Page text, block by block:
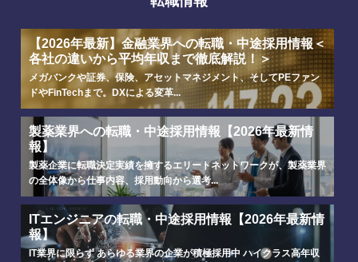
選択する
選択する
選択する
選択する
【2026年最新】金融業界への転職・中途採用情報＜
各社の違いから平均年収まで徹底解説！＞
メガバンクや証券、保険、アセットマネジメント、そしてPEファン
ドやFinTechまで。DXによる変革...
製薬業界への転職・中途採用情報【2026年最新情
報】
製薬企業に転職決定実績を擁するエリートネットワークが、製薬業界
の全体像から仕事内容、採用動向から選考...
ITエンジニアの転職・中途採用情報【2026年最新情
報】
IT業界に限らず あらゆる業界の企業が積極採用中 ハイクラス高年収